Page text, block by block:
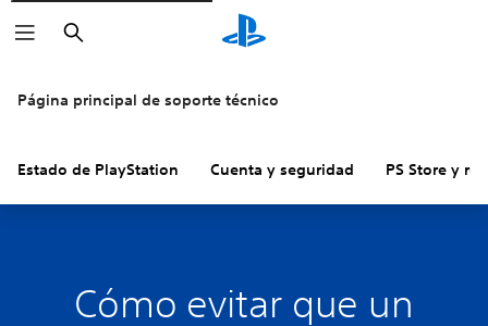
Buscar
Página principal de soporte técnico
Estado de PlayStation Cuenta y seguridad PS Store y
Cómo evitar que un